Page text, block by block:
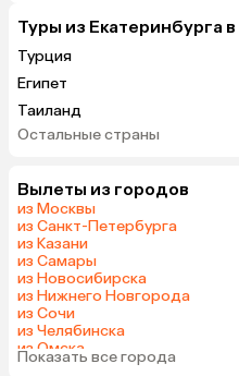
Туры из Екатеринбурга
Турция
Египет
Таиланд
Вьетнам
Гонконг
Остальные страны
Вылеты из городов
из Москвы
из Санкт-Петербурга
из Казани
из Самары
из Новосибирска
из Нижнего Новгорода
из Сочи
из Челябинска
из Омска
из Красноярска
Показать все города